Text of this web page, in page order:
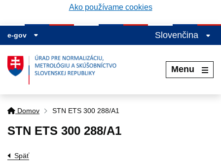
Ako používame cookies
e-gov Slovenčina
Menu
Domov STN ETS 300 288/A1
STN ETS 300 288/A1
Späť